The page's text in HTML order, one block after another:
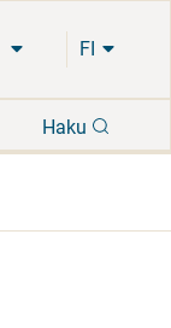
FI
Haku